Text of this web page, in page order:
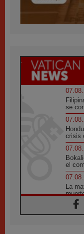
se
crisis
el
La